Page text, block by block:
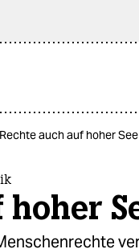
auch auf hoher See